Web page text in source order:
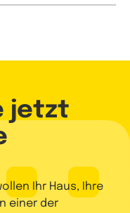
jetzt
Ihr Haus, Ihre
einer der